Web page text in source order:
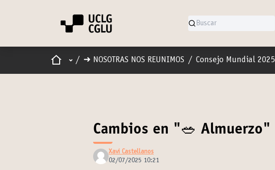
InicioMenú principal
/ ➜ NOSOTRAS NOS REUNIMOS / Consejo Mundial 2025
Cambios en "🥗 Almuerzo"
Xavi Castellanos
02/07/2025 10:21